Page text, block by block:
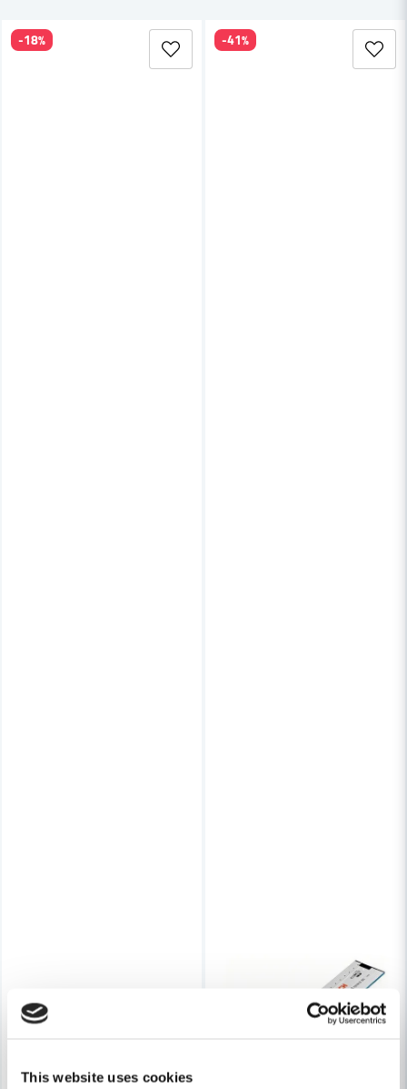
This website uses cookies
Ja, ni får publicera min fråga
-18% -41%